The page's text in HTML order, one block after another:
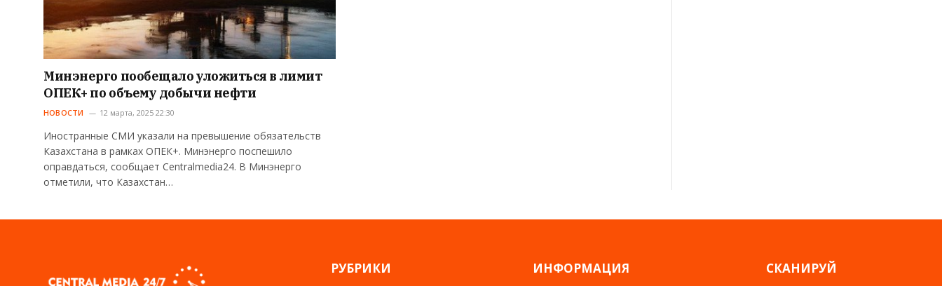
Минэнерго пообещало уложиться в лимит
ОПЕК+ по объему добычи нефти
НОВОСТИ 12 марта, 2025 22:30
Иностранные СМИ указали на превышение обязательств
Казахстана в рамках ОПЕК+. Минэнерго поспешило
оправдаться, сообщает Centralmedia24. В Минэнерго
отметили, что Казахстан…
РУБРИКИ ИНФОРМАЦИЯ СКАНИРУЙ